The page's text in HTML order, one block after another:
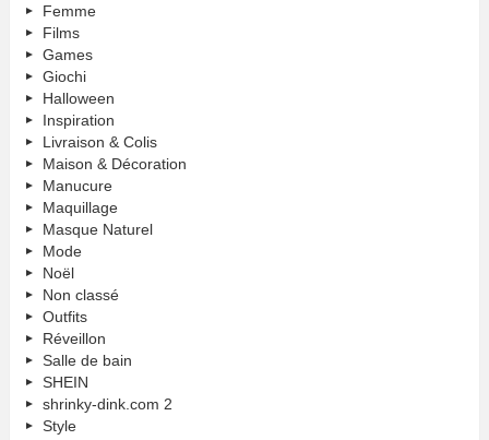
Femme
Films
Games
Giochi
Halloween
Inspiration
Livraison & Colis
Maison & Décoration
Manucure
Maquillage
Masque Naturel
Mode
Noël
Non classé
Outfits
Réveillon
Salle de bain
SHEIN
shrinky-dink.com 2
Style